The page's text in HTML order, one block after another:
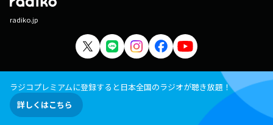
radiko.jp
ラジコプレミアムに登録すると日本全国のラジオが聴き放題！
詳しくはこちら